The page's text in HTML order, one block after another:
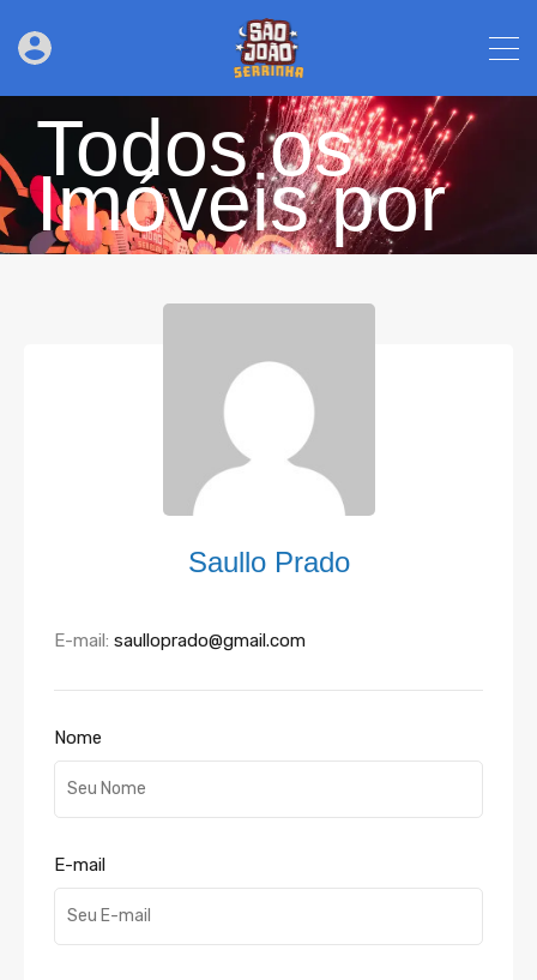
Todos os
Imóveis por
Saullo Prado
E-mail: saulloprado@gmail.com
Nome
E-mail